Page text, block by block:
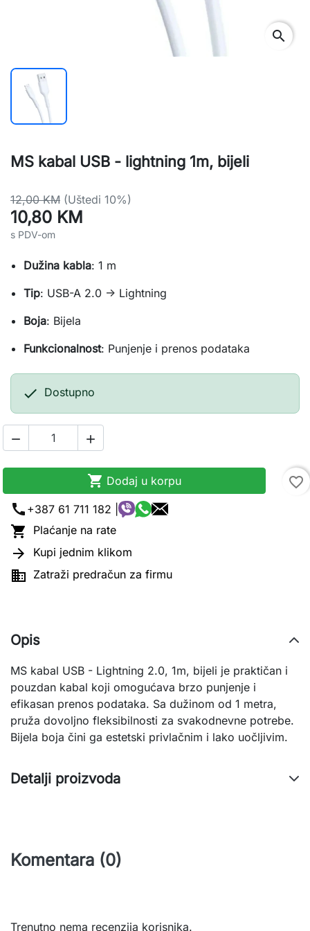
search
MS kabal USB - lightning 1m, bijeli
12,00 KM (Uštedi 10%)
10,80 KM
s PDV-om
Dužina kabla: 1 m
Tip: USB-A 2.0 -> Lightning
Boja: Bijela
Funkcionalnost: Punjenje i prenos podataka
 Dostupno
 
 Dodaj u korpu
favorite_border
call +387 61 711 182 |
 Plaćanje na rate
 Kupi jednim klikom
 Zatraži predračun za firmu
Opis
MS kabal USB - Lightning 2.0, 1m, bijeli je praktičan i
pouzdan kabal koji omogućava brzo punjenje i
efikasan prenos podataka. Sa dužinom od 1 metra,
pruža dovoljno fleksibilnosti za svakodnevne potrebe.
Bijela boja čini ga estetski privlačnim i lako uočljivim.
Detalji proizvoda
Komentara (0)
Trenutno nema recenzija korisnika.